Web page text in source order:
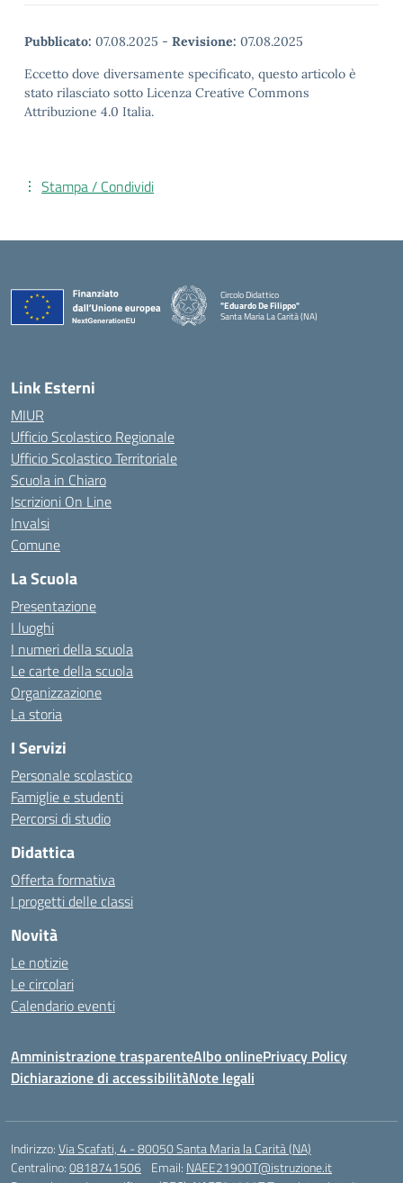
Pubblicato: 07.08.2025 - Revisione: 07.08.2025
Eccetto dove diversamente specificato, questo articolo è
stato rilasciato sotto Licenza Creative Commons
Attribuzione 4.0 Italia.
Stampa / Condividi
Circolo Didattico
"Eduardo De Filippo"
Santa Maria La Carità (NA)
Link Esterni
MIUR
Ufficio Scolastico Regionale
Ufficio Scolastico Territoriale
Scuola in Chiaro
Iscrizioni On Line
Invalsi
Comune
La Scuola
Presentazione
I luoghi
I numeri della scuola
Le carte della scuola
Organizzazione
La storia
I Servizi
Personale scolastico
Famiglie e studenti
Percorsi di studio
Didattica
Offerta formativa
I progetti delle classi
Novità
Le notizie
Le circolari
Calendario eventi
Amministrazione trasparenteAlbo onlinePrivacy Policy
Dichiarazione di accessibilitàNote legali
Indirizzo:Via Scafati, 4 - 80050 Santa Maria la Carità (NA)
Centralino:0818741506 Email: NAEE21900T@istruzione.it